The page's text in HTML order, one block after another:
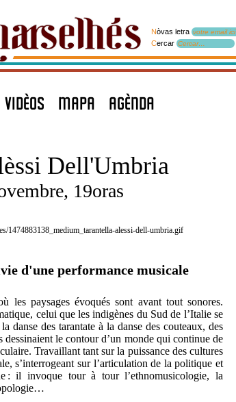
Nòvas letra votre email ici
Cercar Cercar…
VIDÈOS MAPA agènda
Dell'Umbria
19oras
d'une performance musicale
les paysages évoqués sont avant tout sonores.
celui que les indigènes du Sud de l’Italie se
danse des tarantate à la danse des couteaux, des
dessinaient le contour d’un monde qui continue de
Travaillant tant sur la puissance des cultures
s’interrogeant sur l’articulation de la politique et
: il invoque tour à tour l’ethnomusicologie, la